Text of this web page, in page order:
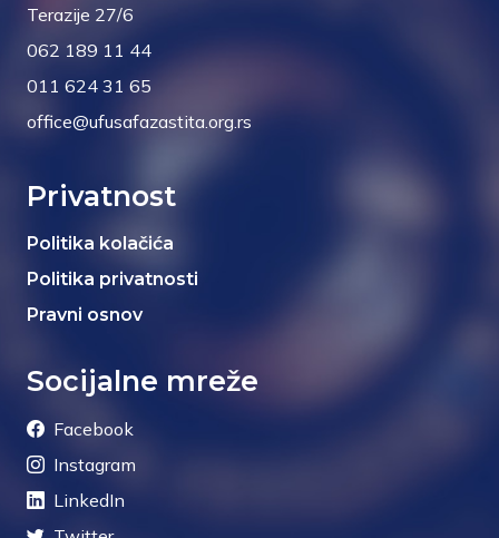
Terazije 27/6
062 189 11 44
011 624 31 65
office@ufusafazastita.org.rs
Privatnost
Politika kolačića
Politika privatnosti
Pravni osnov
Socijalne mreže
Facebook
Instagram
LinkedIn